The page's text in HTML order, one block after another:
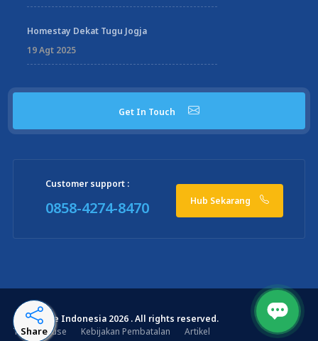
Share
Homestay Dekat Tugu Jogja
19 Agt 2025
Get In Touch
Customer support :
0858-4274-8470 Hub Sekarang
© WHouse Indonesia 2026 . All rights reserved.
Terms of use
Kebijakan Pembatalan Artikel